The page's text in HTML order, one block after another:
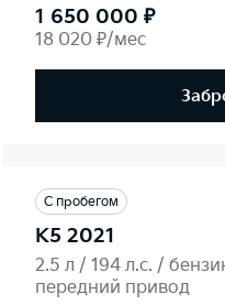
1 650 000 ₽
18 020 ₽/мес
С пробегом
K5 2021
2.5 л / 194 л.c. /
передний привод